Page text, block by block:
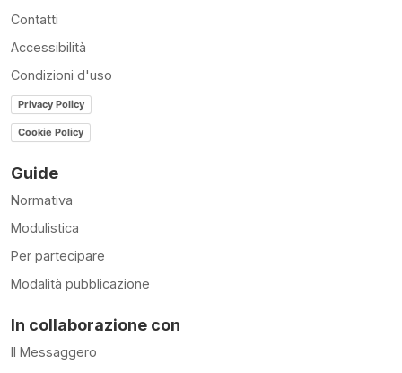
Contatti
Accessibilità
Condizioni d'uso
Privacy Policy
Cookie Policy
Guide
Normativa
Modulistica
Per partecipare
Modalità pubblicazione
In collaborazione con
Il Messaggero